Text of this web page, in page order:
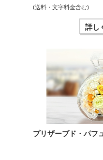
(送料・文字料金含む)
詳し
プリザーブド・パフ